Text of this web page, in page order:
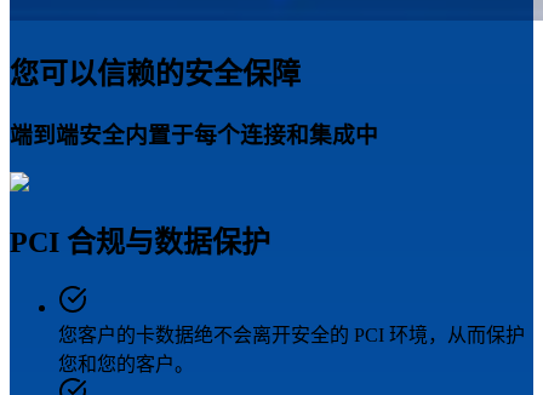
您可以信赖的安全保障
端到端安全内置于每个连接和集成中
PCI 合规与数据保护
您客户的卡数据绝不会离开安全的 PCI 环境，从而保护
您和您的客户。